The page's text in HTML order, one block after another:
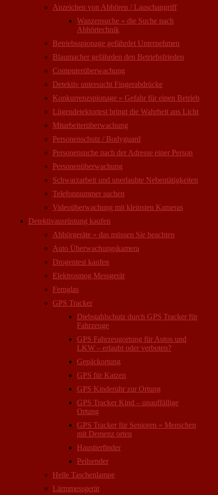
Anzeichen von Abhören / Lauschangriff
Wanzensuche » die Suche nach
Abhörtechnik
Betriebsspionage gefährdet Unternehmen
Blaumacher gefährden den Betriebsfrieden
Computer­überwachung
Detektiv untersucht Fingerabdrücke
Konkurrenzspionage » Gefahr für einen Betrieb
Lügendetektortest bringt die Wahrheit ans Licht
Mitarbeiter­überwachung
Personenschutz / Bodyguard
Personensuche nach der Adresse einer Person
Personen­überwachung
Schwarzarbeit und unerlaubte Nebentätigkeiten
Telefonnummer suchen
Videoüberwachung mit kleinsten Kameras
Detektivausrüstung kaufen
Abhörgeräte » das müssen Sie beachten
Auto Überwachungs­kamera
Drogentest kaufen
Elektrosmog Messgerät
Fernglas
GPS Tracker
Diebstahlschutz durch GPS Tracker für
Fahrzeuge
GPS Fahrzeugortung für Autos und
LKW – erlaubt oder verboten?
Gepäckortung
GPS für Katzen
GPS Kinderuhr zur Ortung
GPS Tracker Kind – unauffällige
Ortung
GPS Tracker für Senioren » Menschen
mit Demenz orten
Haustierfinder
Peilsender
Helle Taschenlampe
Lärmmessgerät